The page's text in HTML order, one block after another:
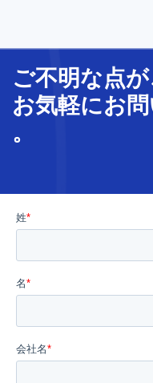
ご不明な点が
お気軽にお
。